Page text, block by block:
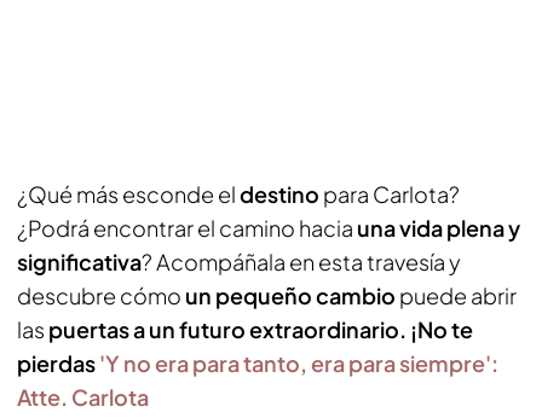
¿Qué más esconde eldestino para Carlota?
¿Podrá encontrar el camino hacia una vida plena y
significativa? Acompáñala en esta travesía y
descubre cómo un pequeño cambio puede abrir
las puertas a un futuro extraordinario. ¡No te
pierdas'Y no era para tanto, era para siempre':
Atte. Carlota